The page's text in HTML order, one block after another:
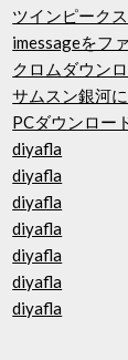
ツインピーク
imessageをフ
クロムダウン
サムスン銀河
PCダウンロー
diyafla
diyafla
diyafla
diyafla
diyafla
diyafla
diyafla